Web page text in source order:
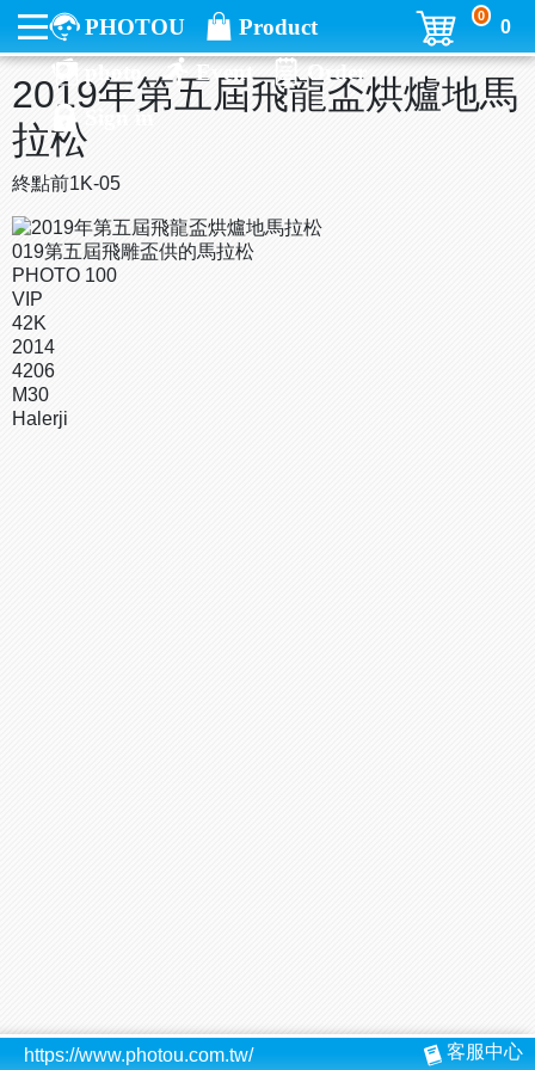
PHOTOU
Product
photo
Event
Order
Sign in
0
0
2019年第五屆飛龍盃烘爐地馬
拉松
終點前1K-05
019第五屆飛雕盃供的馬拉松
PHOTO 100
VIP
42K
2014
4206
M30
Halerji
https://www.photou.com.tw/ 客服中心